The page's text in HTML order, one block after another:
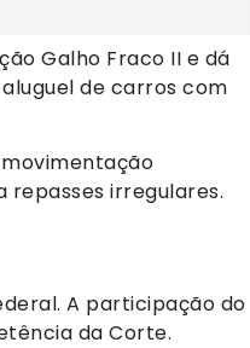
Galho Fraco II e dá
de carros com
irregulares.
A participação do
da Corte.